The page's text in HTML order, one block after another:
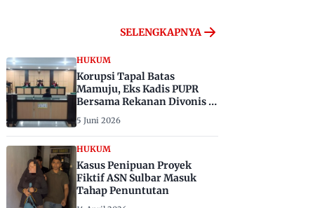
SELENGKAPNYA
HUKUM
Korupsi Tapal Batas
Mamuju, Eks Kadis PUPR
Bersama Rekanan Divonis 6
dan 8 Tahun Penjara
5 Juni 2026
HUKUM
Kasus Penipuan Proyek
Fiktif ASN Sulbar Masuk
Tahap Penuntutan